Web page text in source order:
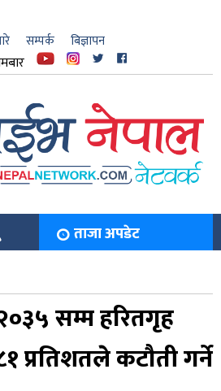
सम्पर्क बिज्ञापन
ताजा अपडेट
सम्म हरितगृह
प्रतिशतले कटौती गर्ने